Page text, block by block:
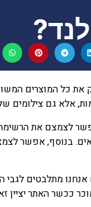
כל המוצרים
אלא גם צילומים
לצמצם את
בנוסף, אפשר
מתלבטים לגבי
ככשר האתר יציין